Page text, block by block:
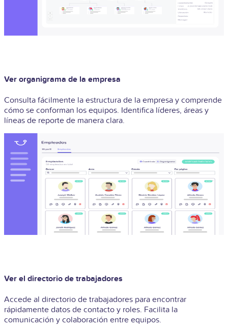
Ver organigrama de la empresa
Consulta fácilmente la estructura de la empresa y comprende
cómo se conforman los equipos. Identifica líderes, áreas y
líneas de reporte de manera clara.
Ver el directorio de trabajadores
Accede al directorio de trabajadores para encontrar
rápidamente datos de contacto y roles. Facilita la
comunicación y colaboración entre equipos.